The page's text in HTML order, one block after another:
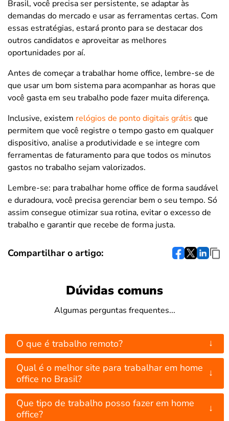
Brasil, você precisa ser persistente, se adaptar às
demandas do mercado e usar as ferramentas certas. Com
essas estratégias, estará pronto para se destacar dos
outros candidatos e aproveitar as melhores
oportunidades por aí.
Antes de começar a trabalhar home office, lembre-se de
que usar um bom sistema para acompanhar as horas que
você gasta em seu trabalho pode fazer muita diferença.
Inclusive, existem relógios de ponto digitais grátis que
permitem que você registre o tempo gasto em qualquer
dispositivo, analise a produtividade e se integre com
ferramentas de faturamento para que todos os minutos
gastos no trabalho sejam valorizados.
Lembre-se: para trabalhar home office de forma saudável
e duradoura, você precisa gerenciar bem o seu tempo. Só
assim consegue otimizar sua rotina, evitar o excesso de
trabalho e garantir que recebe de forma justa.
Compartilhar o artigo:
Dúvidas comuns
Algumas perguntas frequentes...
O que é trabalho remoto? ↓
Qual é o melhor site para trabalhar em home
office no Brasil?
↓
Que tipo de trabalho posso fazer em home
office?
↓